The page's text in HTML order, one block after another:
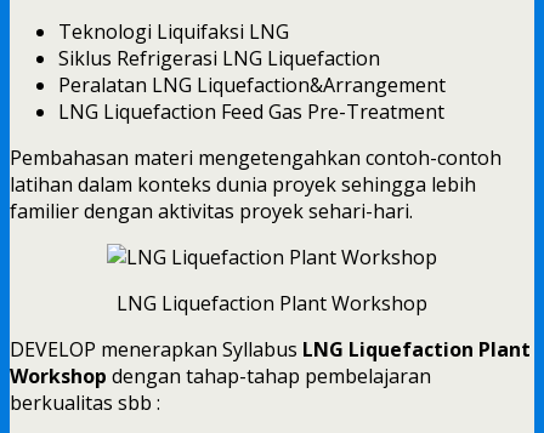
Teknologi Liquifaksi LNG
Siklus Refrigerasi LNG Liquefaction
Peralatan LNG Liquefaction&Arrangement
LNG Liquefaction Feed Gas Pre-Treatment
Pembahasan materi mengetengahkan contoh-contoh
latihan dalam konteks dunia proyek sehingga lebih
familier dengan aktivitas proyek sehari-hari.
LNG Liquefaction Plant Workshop
DEVELOP menerapkan Syllabus LNG Liquefaction Plant
Workshop dengan tahap-tahap pembelajaran
berkualitas sbb :